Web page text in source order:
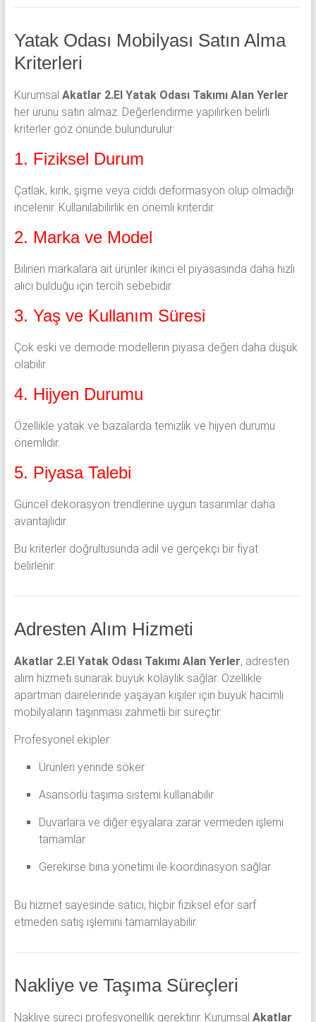
Yatak Odası Mobilyası Satın Alma
Kriterleri
Kurumsal Akatlar 2.El Yatak Odası Takımı Alan Yerler
her ürünü satın almaz. Değerlendirme yapılırken belirli
kriterler göz önünde bulundurulur:
1. Fiziksel Durum
Çatlak, kırık, şişme veya ciddi deformasyon olup olmadığı
incelenir. Kullanılabilirlik en önemli kriterdir.
2. Marka ve Model
Bilinen markalara ait ürünler ikinci el piyasasında daha hızlı
alıcı bulduğu için tercih sebebidir.
3. Yaş ve Kullanım Süresi
Çok eski ve demode modellerin piyasa değeri daha düşük
olabilir.
4. Hijyen Durumu
Özellikle yatak ve bazalarda temizlik ve hijyen durumu
önemlidir.
5. Piyasa Talebi
Güncel dekorasyon trendlerine uygun tasarımlar daha
avantajlıdır.
Bu kriterler doğrultusunda adil ve gerçekçi bir fiyat
belirlenir.
Adresten Alım Hizmeti
Akatlar 2.El Yatak Odası Takımı Alan Yerler, adresten
alım hizmeti sunarak büyük kolaylık sağlar. Özellikle
apartman dairelerinde yaşayan kişiler için büyük hacimli
mobilyaların taşınması zahmetli bir süreçtir.
Profesyonel ekipler:
Ürünleri yerinde söker
Asansörlü taşıma sistemi kullanabilir
Duvarlara ve diğer eşyalara zarar vermeden işlemi
tamamlar
Gerekirse bina yönetimi ile koordinasyon sağlar
Bu hizmet sayesinde satıcı, hiçbir fiziksel efor sarf
etmeden satış işlemini tamamlayabilir.
Nakliye ve Taşıma Süreçleri
Nakliye süreci profesyonellik gerektirir. Kurumsal Akatlar